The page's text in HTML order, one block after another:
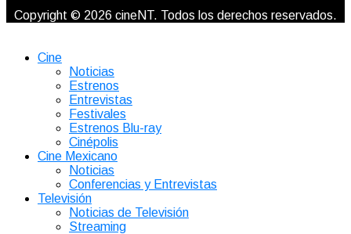
Copyright © 2026 cineNT. Todos los derechos reservados.
Cine
Noticias
Estrenos
Entrevistas
Festivales
Estrenos Blu-ray
Cinépolis
Cine Mexicano
Noticias
Conferencias y Entrevistas
Televisión
Noticias de Televisión
Streaming